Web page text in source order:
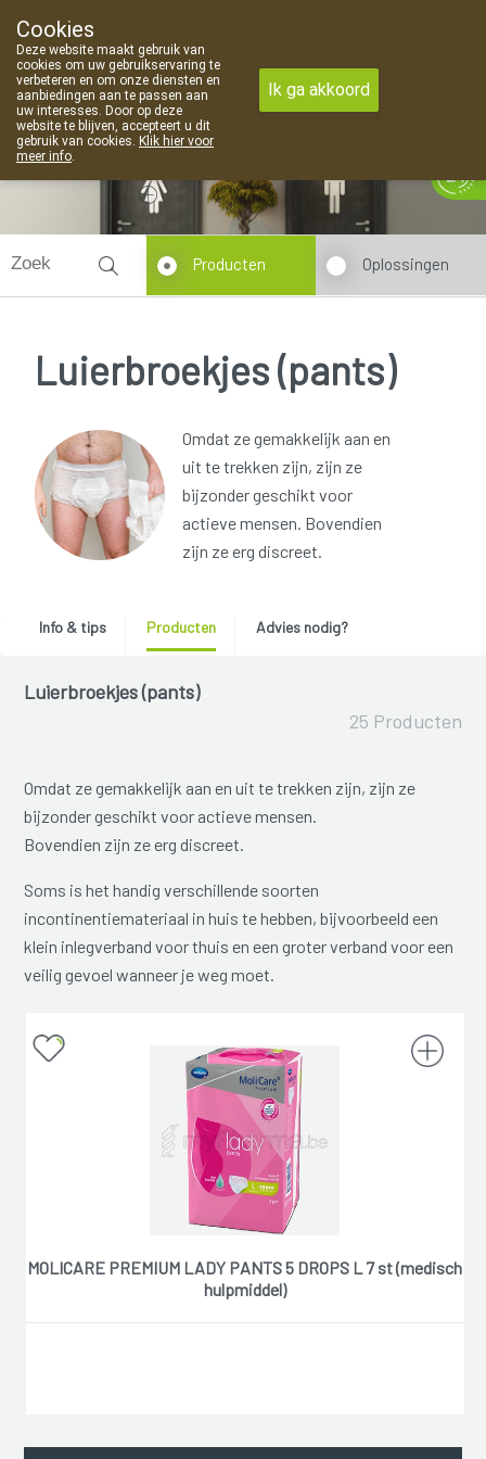
09 373 94 03
Vandaag
Producten Oplossingen
Luierbroekjes (pants)
Omdat ze gemakkelijk aan en
uit te trekken zijn, zijn ze
bijzonder geschikt voor
actieve mensen. Bovendien
zijn ze erg discreet.
Info & tips Producten Advies nodig?
Luierbroekjes (pants)
25 Producten
Omdat ze gemakkelijk aan en uit te trekken zijn, zijn ze
bijzonder geschikt voor actieve mensen.
Bovendien zijn ze erg discreet.
Soms is het handig verschillende soorten
incontinentiemateriaal in huis te hebben, bijvoorbeeld een
klein inlegverband voor thuis en een groter verband voor een
veilig gevoel wanneer je weg moet.
MOLICARE PREMIUM LADY PANTS 5 DROPS L 7 st (medisch
hulpmiddel)
Cookies
Deze website maakt gebruik van
cookies om uw gebruikservaring te
verbeteren en om onze diensten en
aanbiedingen aan te passen aan
uw interesses. Door op deze
website te blijven, accepteert u dit
gebruik van cookies. Klik hier voor
meer info.
Ik ga akkoord